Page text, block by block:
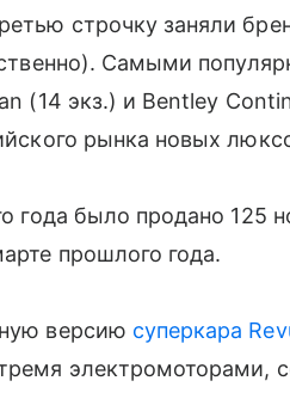
строчку заняли
Самыми
(14 экз.) и Bentley
рынка новых
года было продано 125
прошлого года.
версию суперкара
электромоторами,